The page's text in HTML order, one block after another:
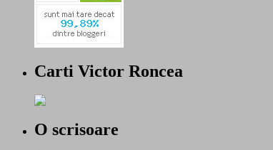
Carti Victor Roncea
O scrisoare